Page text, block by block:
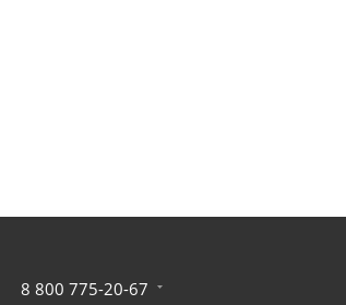
8 800 775-20-67